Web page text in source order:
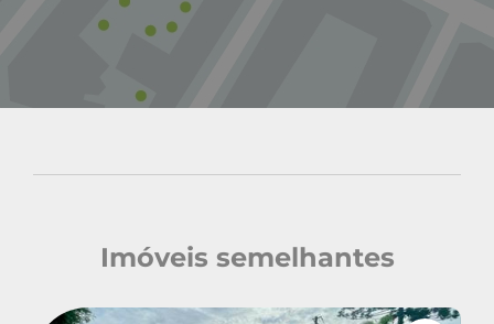
Imóveis semelhantes